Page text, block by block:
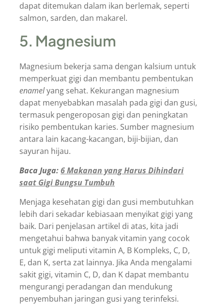
dapat ditemukan dalam ikan berlemak, seperti
salmon, sarden, dan makarel.
5. Magnesium
Magnesium bekerja sama dengan kalsium untuk
memperkuat gigi dan membantu pembentukan
enamelyang sehat. Kekurangan magnesium
dapat menyebabkan masalah pada gigi dan gusi,
termasuk pengeroposan gigi dan peningkatan
risiko pembentukan karies. Sumber magnesium
antara lain kacang-kacangan, biji-bijian, dan
sayuran hijau.
Baca Juga:6 Makanan yang Harus Dihindari
saat Gigi Bungsu Tumbuh
Menjaga kesehatan gigi dan gusi membutuhkan
lebih dari sekadar kebiasaan menyikat gigi yang
baik. Dari penjelasan artikel di atas, kita jadi
mengetahui bahwa banyak vitamin yang cocok
untuk gigi meliputi vitamin A, B Kompleks, C, D,
E, dan K, serta zat lainnya. Jika Anda mengalami
sakit gigi, vitamin C, D, dan K dapat membantu
mengurangi peradangan dan mendukung
penyembuhan jaringan gusi yang terinfeksi.